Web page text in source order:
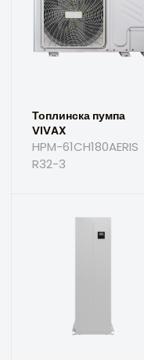
Топлинска пумпа
VIVAX
HPM-61CH180AERIS
R32-3